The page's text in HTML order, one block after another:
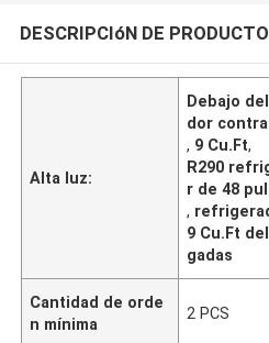
DESCRIPCIóN DE PRODUCTO
Alta luz:
Debajo
dor
, 9 Cu.Ft,
R290
r de 48
,
9 Cu.Ft
gadas
Cantidad de orde
n mínima
2 PCS